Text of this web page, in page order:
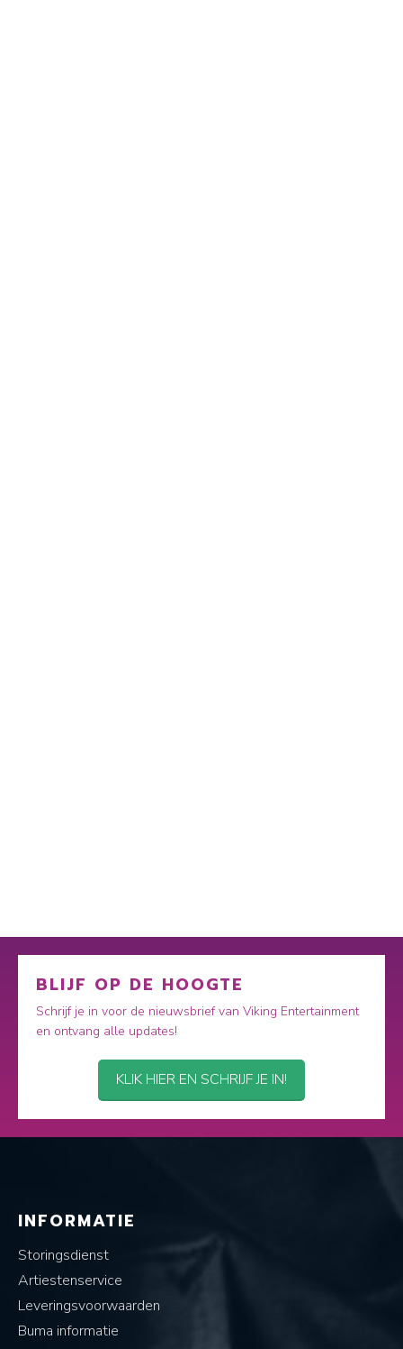
BLIJF OP DE HOOGTE
Schrijf je in voor de nieuwsbrief van Viking Entertainment
en ontvang alle updates!
KLIK HIER EN SCHRIJF JE IN!
INFORMATIE
Storingsdienst
Artiestenservice
Leveringsvoorwaarden
Buma informatie